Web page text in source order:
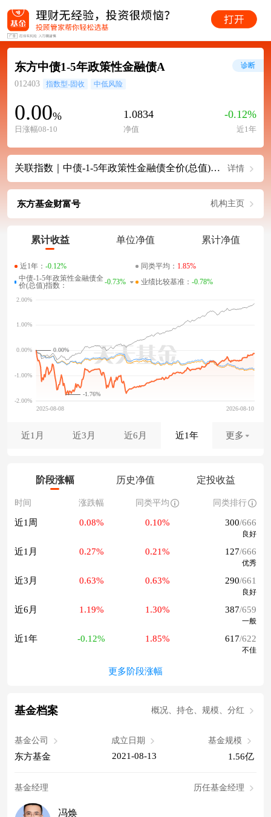
东方中债1-5年政策性金融债A
012403 指数型-固收 中低风险
0.00%
日涨幅08-10
1.0834
净值
-0.12%
近1年
诊断
关联指数｜中债-1-5年政策性金融债全价(总值)指数 详情
东方基金财富号 机构主页
累计收益 单位净值 累计净值
近1年： -0.12% 同类平均： 1.85%
中债-1-5年政策性金融债全
价(总值)指数：
-0.73% 业绩比较基准： -0.78%
-1.76%
0.00%
近1月 近3月 近6月 近1年 更多
阶段涨幅 历史净值 定投收益
时间 涨跌幅 同类平均 同类排行
近1周 0.08% 0.10% 300/666
良好
近1月 0.27% 0.21% 127/666
优秀
近3月 0.63% 0.63% 290/661
良好
近6月 1.19% 1.30% 387/659
一般
近1年 -0.12% 1.85% 617/622
不佳
更多阶段涨幅
基金档案 概况、持仓、规模、分红
基金公司
东方基金
成立日期
2021-08-13
基金规模
1.56亿
基金经理 历任基金经理
冯焕